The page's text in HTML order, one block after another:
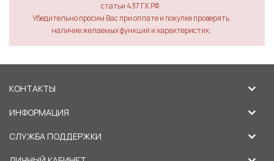
статьи 437 ГК РФ.
Убедительно просим Вас при оплате и покупке проверять
наличие желаемых функций и характеристик.
КОНТАКТЫ
ИНФОРМАЦИЯ
СЛУЖБА ПОДДЕРЖКИ